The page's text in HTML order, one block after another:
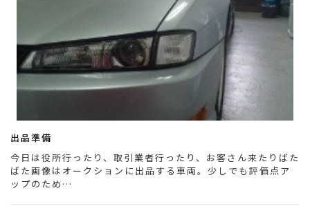
出品準備
今日は役所行ったり、取引業者行ったり、お客さん来たりばた
ばた画像はオークションに出品する車両。少しでも評価点ア
ップのため…